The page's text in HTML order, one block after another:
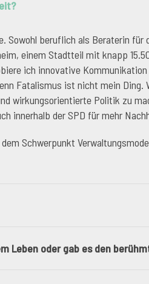
beruflich als Beraterin
einem Stadtteil mit knapp
ich innovative
Fatalismus ist nicht mein
wirkungsorientierte Politik zu
innerhalb der SPD für mehr
Schwerpunkt
Leben oder gab es den